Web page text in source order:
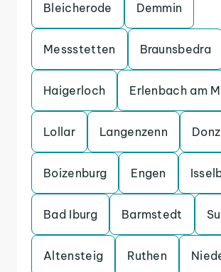
Bleicherode Demmin
Messstetten Braunsbedra
Haigerloch Erlenbach am
Lollar Langenzenn
Boizenburg Engen
Bad Iburg Barmstedt
Altensteig Ruthen